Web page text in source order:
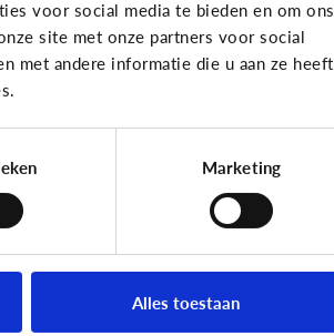
voor social media te bieden en om ons
site met onze partners voor social
met andere informatie die u aan ze heeft
Marketing
Alles toestaan